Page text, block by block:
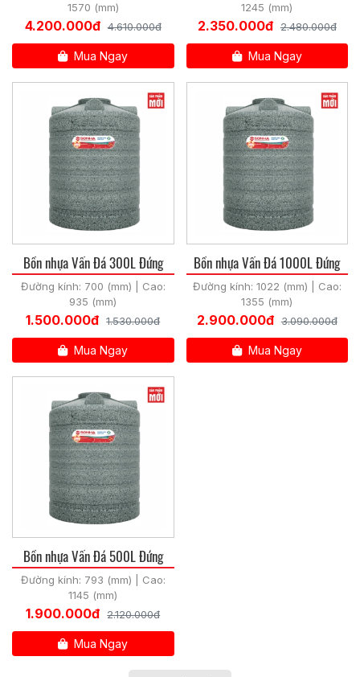
1570 (mm)
4.200.000đ 4.610.000đ
Mua Ngay
1245 (mm)
2.350.000đ 2.480.000đ
Mua Ngay
Bồn nhựa Vấn Đá 300L Đứng
Đường kính: 700 (mm) | Cao:
935 (mm)
1.500.000đ 1.530.000đ
Mua Ngay
Bồn nhựa Vấn Đá 1000L Đứng
Đường kính: 1022 (mm) | Cao:
1355 (mm)
2.900.000đ 3.090.000đ
Mua Ngay
Bồn nhựa Vấn Đá 500L Đứng
Đường kính: 793 (mm) | Cao:
1145 (mm)
1.900.000đ 2.120.000đ
Mua Ngay